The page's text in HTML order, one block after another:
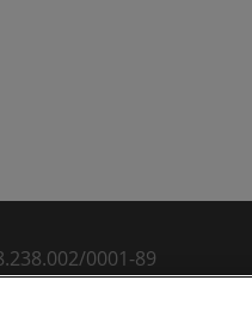
0001-89
Av. Juscelino